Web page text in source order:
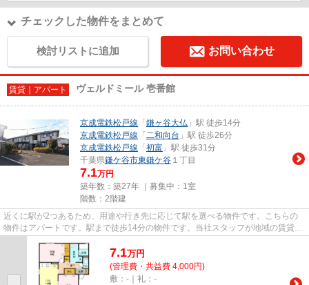
チェックした物件をまとめて
検討リストに追加 お問い合わせ
賃貸｜アパート ヴェルドミール 壱番館
京成電鉄松戸線 「 鎌ヶ谷大仏 」駅 徒歩14分
京成電鉄松戸線 「 二和向台 」駅 徒歩26分
京成電鉄松戸線 「 初富 」駅 徒歩31分
千葉県鎌ケ谷市東鎌ケ谷 １丁目
7.1万円
築年数：築27年 ｜募集中： 1室
階数：2階建
近くに駅が2つあるため、用途や行き先に応じて駅を選べる物件です。こちらの
物件はアパートです。駅まで徒歩14分の物件です。当社スタッフが地域の賃貸情
7.1万円
(管理費・共益費 4,000円)
敷：-｜礼：-